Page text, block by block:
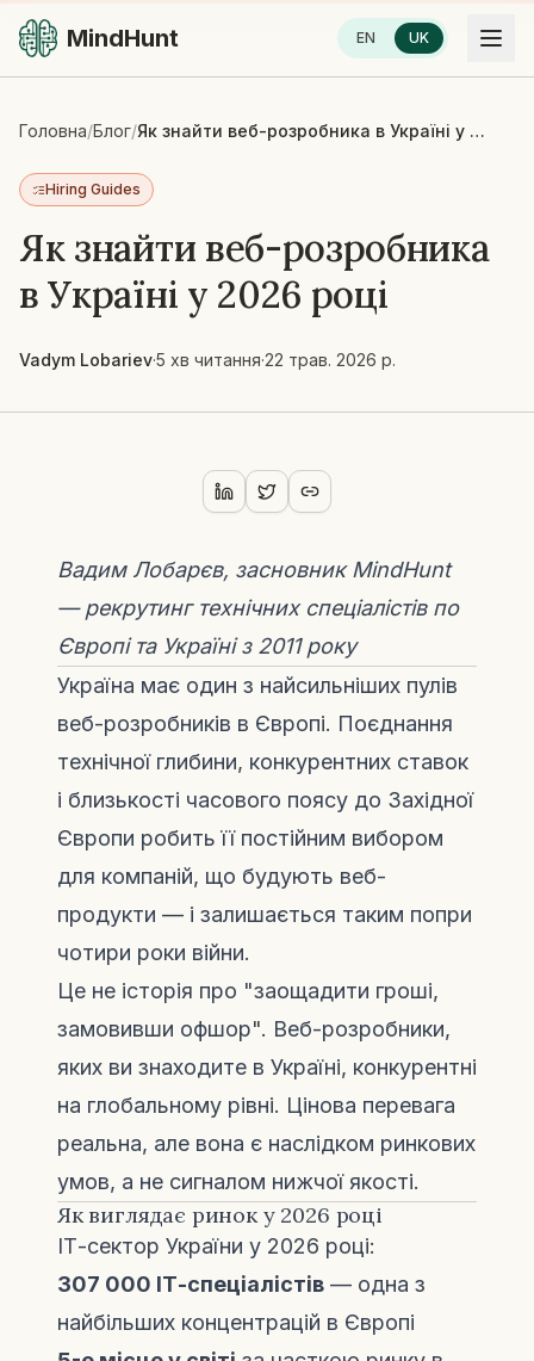
MindHunt EN UK
Головна/Блог/ Як знайти веб-розробника в Україні у 2026 році
Hiring Guides
Як знайти веб-розробника
в Україні у 2026 році
Vadym Lobariev·5 хв читання·22 трав. 2026 р.
Вадим Лобарєв, засновник MindHunt
— рекрутинг технічних спеціалістів по
Європі та Україні з 2011 року
Україна має один з найсильніших пулів
веб-розробників в Європі. Поєднання
технічної глибини, конкурентних ставок
і близькості часового поясу до Західної
Європи робить її постійним вибором
для компаній, що будують веб-
продукти — і залишається таким попри
чотири роки війни.
Це не історія про "заощадити гроші,
замовивши офшор". Веб-розробники,
яких ви знаходите в Україні, конкурентні
на глобальному рівні. Цінова перевага
реальна, але вона є наслідком ринкових
умов, а не сигналом нижчої якості.
Як виглядає ринок у 2026 році
ІТ-сектор України у 2026 році:
307 000 ІТ-спеціалістів — одна з
найбільших концентрацій в Європі